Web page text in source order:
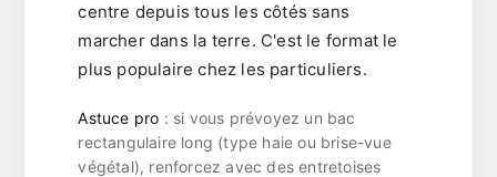
centre depuis tous les côtés sans
marcher dans la terre. C'est le format le
plus populaire chez les particuliers.
Astuce pro : si vous prévoyez un bac
rectangulaire long (type haie ou brise-vue
végétal), renforcez avec des entretoises